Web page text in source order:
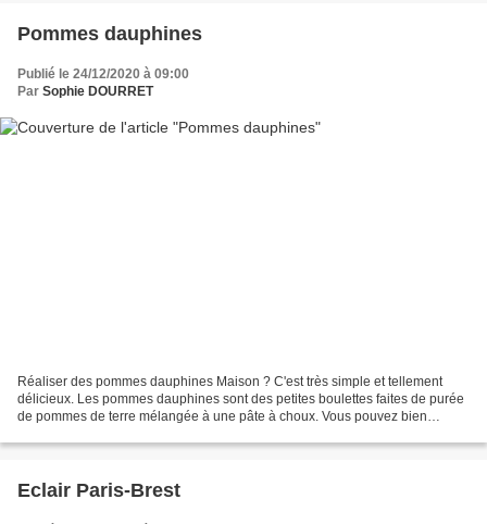
Pommes dauphines
Publié le 24/12/2020 à 09:00
Par Sophie DOURRET
Réaliser des pommes dauphines Maison ? C'est très simple et tellement
délicieux. Les pommes dauphines sont des petites boulettes faites de purée
de pommes de terre mélangée à une pâte à choux. Vous pouvez bien
Eclair Paris-Brest